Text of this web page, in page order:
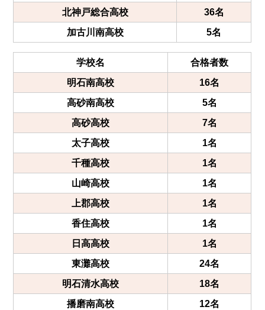
北神戸総合高校
36名
加古川南高校
5名
学校名
合格者数
明石南高校
16名
高砂南高校
5名
高砂高校
7名
太子高校
1名
千種高校
1名
山崎高校
1名
上郡高校
1名
香住高校
1名
日高高校
1名
東灘高校
24名
明石清水高校
18名
播磨南高校
12名